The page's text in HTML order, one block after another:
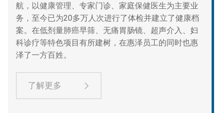
航，以健康管理、专家门诊、家庭保健医生为主要业
务，至今已为20多万人次进行了体检并建立了健康档
案。在低剂量肺癌早筛、无痛胃肠镜、超声介入、妇
科诊疗等特色项目有所建树，在惠泽员工的同时也惠
泽了一方百姓。
了解更多